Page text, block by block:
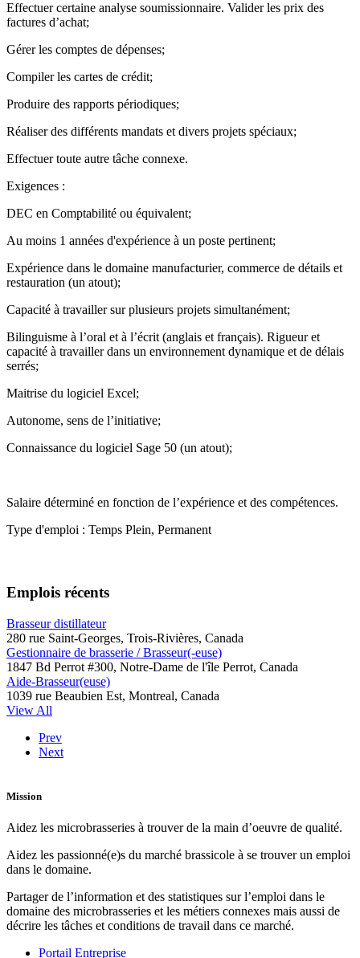
Effectuer certaine analyse soumissionnaire. Valider les prix des
factures d’achat;
Gérer les comptes de dépenses;
Compiler les cartes de crédit;
Produire des rapports périodiques;
Réaliser des différents mandats et divers projets spéciaux;
Effectuer toute autre tâche connexe.
Exigences :
DEC en Comptabilité ou équivalent;
Au moins 1 années d'expérience à un poste pertinent;
Expérience dans le domaine manufacturier, commerce de détails et
restauration (un atout);
Capacité à travailler sur plusieurs projets simultanément;
Bilinguisme à l’oral et à l’écrit (anglais et français). Rigueur et
capacité à travailler dans un environnement dynamique et de délais
serrés;
Maitrise du logiciel Excel;
Autonome, sens de l’initiative;
Connaissance du logiciel Sage 50 (un atout);
Salaire déterminé en fonction de l’expérience et des compétences.
Type d'emploi : Temps Plein, Permanent
Emplois récents
Brasseur distillateur
280 rue Saint-Georges, Trois-Rivières, Canada
Gestionnaire de brasserie / Brasseur(-euse)
1847 Bd Perrot #300, Notre-Dame de l'île Perrot, Canada
Aide-Brasseur(euse)
1039 rue Beaubien Est, Montreal, Canada
View All
Prev
Next
Mission
Aidez les microbrasseries à trouver de la main d’oeuvre de qualité.
Aidez les passionné(e)s du marché brassicole à se trouver un emploi
dans le domaine.
Partager de l’information et des statistiques sur l’emploi dans le
domaine des microbrasseries et les métiers connexes mais aussi de
décrire les tâches et conditions de travail dans ce marché.
Portail Entreprise